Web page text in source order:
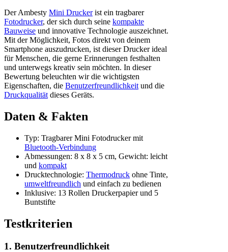
Der Ambesty Mini Druckerist ein tragbarer
Fotodrucker, der sich durch seine kompakte
Bauweise und innovative Technologie auszeichnet.
Mit der Möglichkeit, Fotos direkt von deinem
Smartphone auszudrucken, ist dieser Drucker ideal
für Menschen, die gerne Erinnerungen festhalten
und unterwegs kreativ sein möchten. In dieser
Bewertung beleuchten wir die wichtigsten
Eigenschaften, die Benutzerfreundlichkeit und die
Druckqualität dieses Geräts.
Daten & Fakten
Typ: Tragbarer Mini Fotodrucker mit
Bluetooth-Verbindung
Abmessungen: 8 x 8 x 5 cm, Gewicht: leicht
und kompakt
Drucktechnologie: Thermodruck ohne Tinte,
umweltfreundlich und einfach zu bedienen
Inklusive: 13 Rollen Druckerpapier und 5
Buntstifte
Testkriterien
1. Benutzerfreundlichkeit